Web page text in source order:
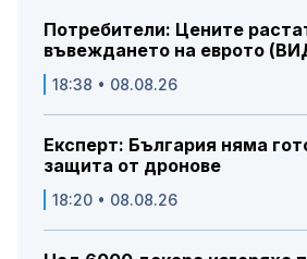
Потребители: Цените
въвеждането на еврото
18:38 • 08.08.26
Експерт: България няма
защита от дронове
18:20 • 08.08.26